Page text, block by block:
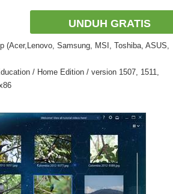
UNDUH GRATIS
(Acer,Lenovo, Samsung, MSI, Toshiba, ASUS,
/ Home Edition / version 1507, 1511,